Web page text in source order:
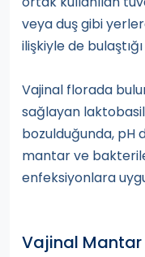
veya duş gibi
ilişkiyle de
Vajinal florada
sağlayan
bozulduğunda, pH
mantar ve
enfeksiyonlara
Vajinal Mantar